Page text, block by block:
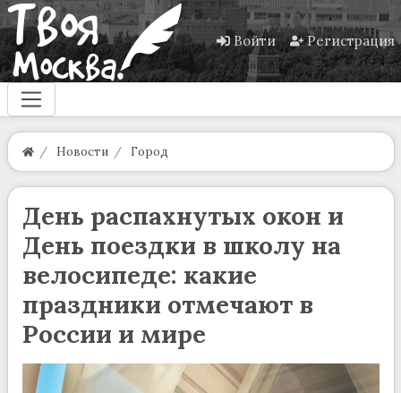
Войти Регистрация
Новости Город
День распахнутых окон и
День поездки в школу на
велосипеде: какие
праздники отмечают в
России и мире